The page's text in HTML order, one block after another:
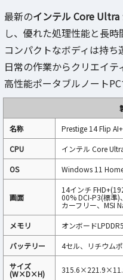
最新のインテル Core Ultra
し、優れた処理性能と長時
コンパクトなボディは持ち
日常の作業からクリエイテ
高性能ポータブルノートPC
名称
Prestige 14 Flip
CPU
インテル Core
OS
Windows 11
画面
14インチ
00% DCI-P3(標準)
カーフリー、MSI
メモリ
オンボード
バッテリー
4セル、リチウム
サイズ
(W×D×H)